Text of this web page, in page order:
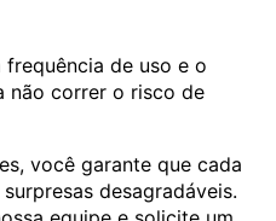
de uso e o
não correr o risco de
você garante que cada
desagradáveis.